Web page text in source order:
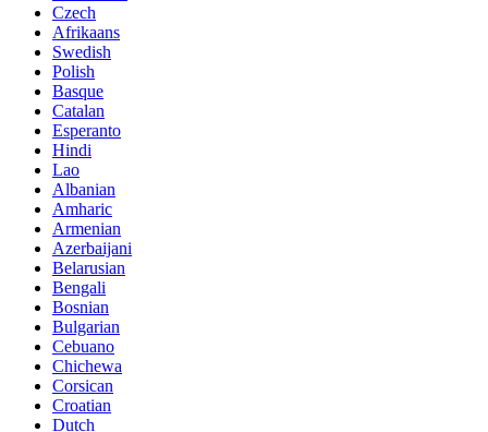
Czech
Afrikaans
Swedish
Polish
Basque
Catalan
Esperanto
Hindi
Lao
Albanian
Amharic
Armenian
Azerbaijani
Belarusian
Bengali
Bosnian
Bulgarian
Cebuano
Chichewa
Corsican
Croatian
Dutch